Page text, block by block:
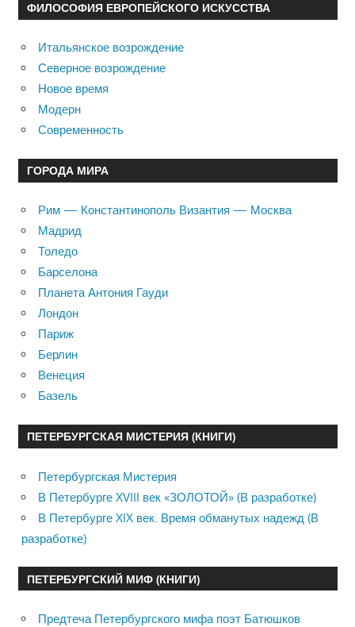
ФИЛОСОФИЯ ЕВРОПЕЙСКОГО ИСКУССТВА
Итальянское возрождение
Северное возрождение
Новое время
Модерн
Современность
ГОРОДА МИРА
Рим — Константинополь Византия — Москва
Мадрид
Толедо
Барселона
Планета Антония Гауди
Лондон
Париж
Берлин
Венеция
Базель
ПЕТЕРБУРГСКАЯ МИСТЕРИЯ (КНИГИ)
Петербургская Мистерия
В Петербурге XVIII век «ЗОЛОТОЙ» (В разработке)
В Петербурге XIX век. Время обманутых надежд (В
разработке)
ПЕТЕРБУРГСКИЙ МИФ (КНИГИ)
Предтеча Петербургского мифа поэт Батюшков